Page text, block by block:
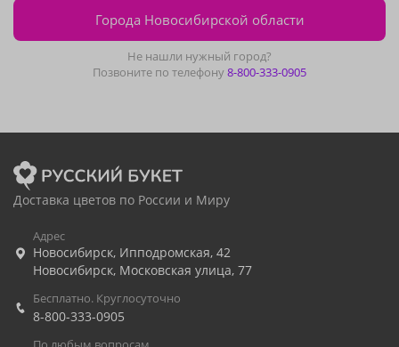
Города Новосибирской области
Не нашли нужный город?
Позвоните по телефону8-800-333-0905
Доставка цветов по России и Миру
Адрес
Новосибирск, Ипподромская, 42
Новосибирск, Московская улица, 77
Бесплатно. Круглосуточно
8-800-333-0905